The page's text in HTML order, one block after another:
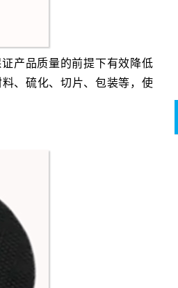
证产品质量的前提下有效降低
、硫化、切片、包装等，使